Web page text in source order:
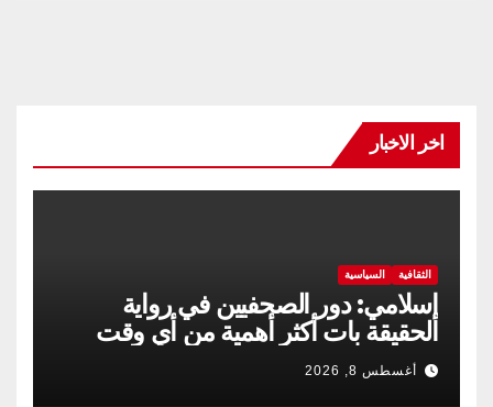
اخر الاخبار
الثقافية السياسية
إسلامي: دور الصحفيين في رواية
الحقيقة بات أكثر أهمية من أي وقت
مضى
أغسطس 8, 2026